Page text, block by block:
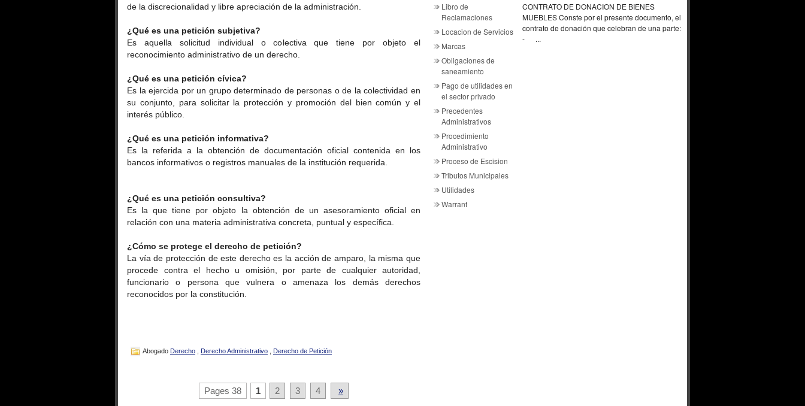
de la discrecionalidad y libre apreciación de la administración.
¿Qué es una petición subjetiva?
Es aquella solicitud individual o colectiva que tiene por objeto el
reconocimiento administrativo de un derecho.
¿Qué es una petición cívica?
Es la ejercida por un grupo determinado de personas o de la colectividad en
su conjunto, para solicitar la protección y promoción del bien común y el
interés público.
¿Qué es una petición informativa?
Es la referida a la obtención de documentación oficial contenida en los
bancos informativos o registros manuales de la institución requerida.
¿Qué es una petición consultiva?
Es la que tiene por objeto la obtención de un asesoramiento oficial en
relación con una materia administrativa concreta, puntual y específica.
¿Cómo se protege el derecho de petición?
La vía de protección de este derecho es la acción de amparo, la misma que
procede contra el hecho u omisión, por parte de cualquier autoridad,
funcionario o persona que vulnera o amenaza los demás derechos
reconocidos por la constitución.
Abogado Derecho Derecho Administrativo Derecho de Petición
Pages 38 1 2 3 4 »
Libro de
Reclamaciones
Locacion de Servicios
Marcas
Obligaciones de
saneamiento
Pago de utilidades en
el sector privado
Precedentes
Administrativos
Procedimiento
Administrativo
Proceso de Escision
Tributos Municipales
Utilidades
Warrant
CONTRATO DE DONACION DE BIENES
MUEBLES Conste por el presente documento, el
contrato de donación que celebran de una parte:
- ...